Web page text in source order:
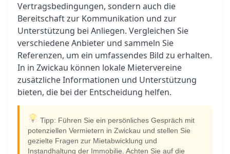
Vertragsbedingungen, sondern auch die
Bereitschaft zur Kommunikation und zur
Unterstützung bei Anliegen. Vergleichen Sie
verschiedene Anbieter und sammeln Sie
Referenzen, um ein umfassendes Bild zu erhalten.
In in Zwickau können lokale Mietervereine
zusätzliche Informationen und Unterstützung
bieten, die bei der Entscheidung helfen.
Tipp: Führen Sie ein persönliches Gespräch mit
potenziellen Vermietern in Zwickau und stellen Sie
gezielte Fragen zur Mietabwicklung und
Instandhaltung der Immobilie. Achten Sie auf die